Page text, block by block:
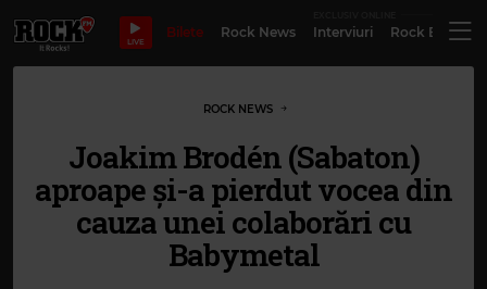
LIVE
Bilete Rock News Interviuri Rock
ROCK NEWS
Joakim Brodén (Sabaton)
aproape și-a pierdut vocea din
cauza unei colaborări cu
Babymetal